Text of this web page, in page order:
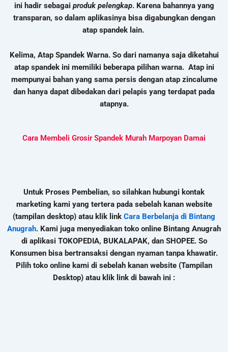
ini hadir sebagai produk pelengkap. Karena bahannya yang
transparan, so dalam aplikasinya bisa digabungkan dengan
atap spandek lain.
Kelima, Atap Spandek Warna. So dari namanya saja diketahui
atap spandek ini memiliki beberapa pilihan warna. Atap ini
mempunyai bahan yang sama persis dengan atap zincalume
dan hanya dapat dibedakan dari pelapis yang terdapat pada
atapnya.
Cara Membeli Grosir Spandek Murah Marpoyan Damai
Untuk Proses Pembelian, so silahkan hubungi kontak
marketing kami yang tertera pada sebelah kanan website
(tampilan desktop) atau klik link Cara Berbelanja di Bintang
Anugrah. Kami juga menyediakan toko online Bintang Anugrah
di aplikasi TOKOPEDIA, BUKALAPAK, dan SHOPEE. So
Konsumen bisa bertransaksi dengan nyaman tanpa khawatir.
Pilih toko online kami di sebelah kanan website (Tampilan
Desktop) atau klik link di bawah ini :